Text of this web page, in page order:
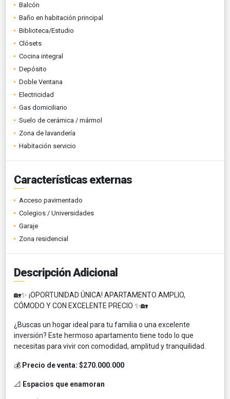
Balcón
Baño en habitación principal
Biblioteca/Estudio
Clósets
Cocina integral
Depósito
Doble Ventana
Electricidad
Gas domiciliario
Suelo de cerámica / mármol
Zona de lavandería
Habitación servicio
Características externas
Acceso pavimentado
Colegios / Universidades
Garaje
Zona residencial
Descripción Adicional
🏡✨ ¡OPORTUNIDAD ÚNICA! APARTAMENTO AMPLIO,
CÓMODO Y CON EXCELENTE PRECIO ✨🏡
¿Buscas un hogar ideal para tu familia o una excelente
inversión? Este hermoso apartamento tiene todo lo que
necesitas para vivir con comodidad, amplitud y tranquilidad.
💰 Precio de venta: $270.000.000
📐 Espacios que enamoran